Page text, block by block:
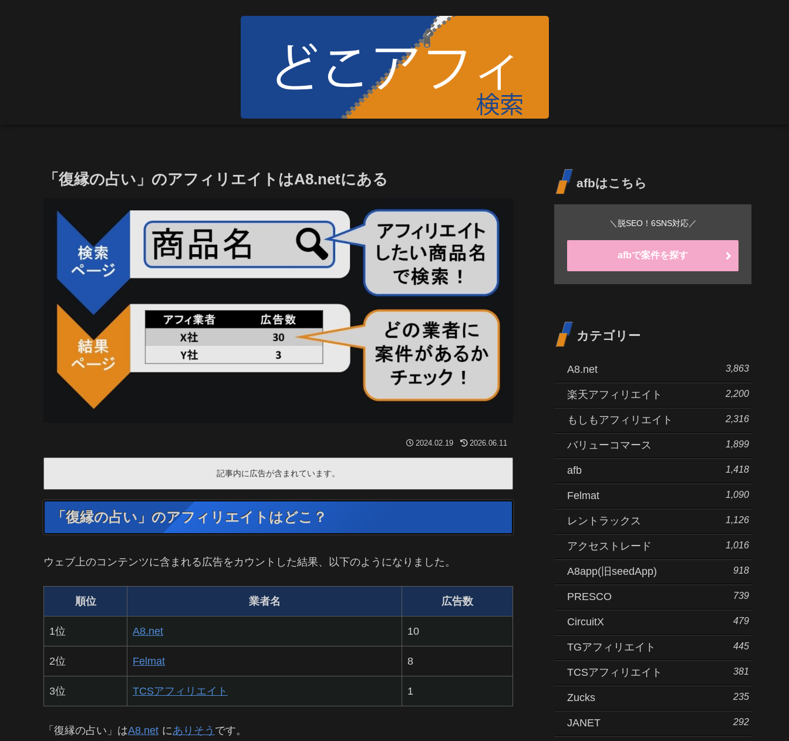
「復縁の占い」のアフィリエイトはA8.netにある
2024.02.19 2026.06.11
記事内に広告が含まれています。
「復縁の占い」のアフィリエイトはどこ？
ウェブ上のコンテンツに含まれる広告をカウントした結果、以下のようになりました。
順位 業者名 広告数
1位 A8.net 10
2位 Felmat 8
3位 TCSアフィリエイト 1
「復縁の占い」はA8.net にありそう です。
afbはこちら
＼脱SEO！6SNS対応／
afbで案件を探す
カテゴリー
A8.net 3,863
楽天アフィリエイト 2,200
もしもアフィリエイト 2,316
バリューコマース 1,899
afb 1,418
Felmat 1,090
レントラックス 1,126
アクセストレード 1,016
A8app(旧seedApp) 918
PRESCO 739
CircuitX 479
TGアフィリエイト 445
TCSアフィリエイト 381
Zucks 235
JANET 292